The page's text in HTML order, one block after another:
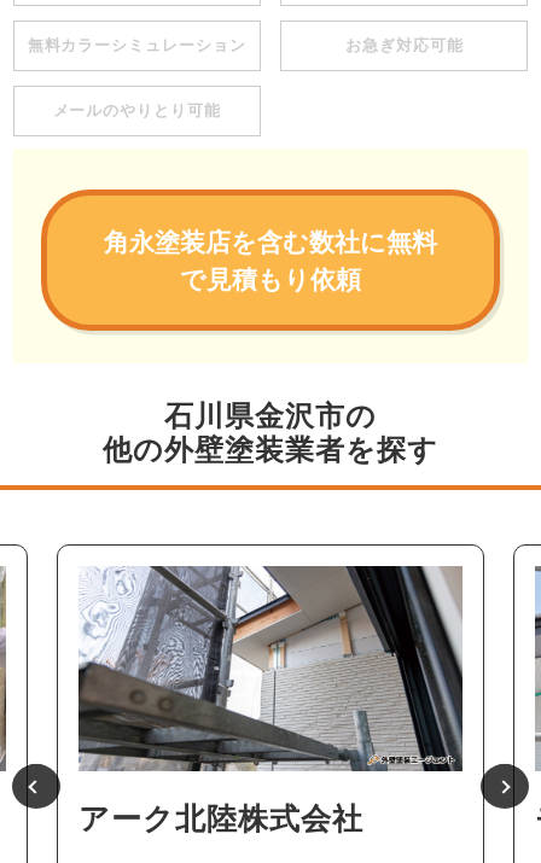
無料カラーシミュレーション お急ぎ対応可能
メールのやりとり可能
角永塗装店を含む数社に無料
で見積もり依頼
石川県金沢市の
他の外壁塗装業者を探す
アーク北陸株式会社